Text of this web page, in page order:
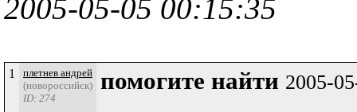
2005-05-05 00:15:35
1
плетнев андрей
(новороссийск)
ID: 274
помогите найти 2005-